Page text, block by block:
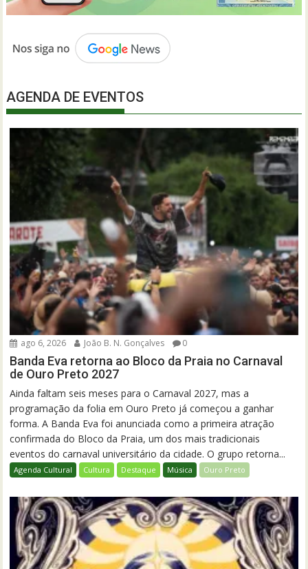
AGENDA DE EVENTOS
ago 6, 2026 João B. N. Gonçalves 0
Banda Eva retorna ao Bloco da Praia no Carnaval
de Ouro Preto 2027
Ainda faltam seis meses para o Carnaval 2027, mas a
programação da folia em Ouro Preto já começou a ganhar
forma. A Banda Eva foi anunciada como a primeira atração
confirmada do Bloco da Praia, um dos mais tradicionais
eventos do carnaval universitário da cidade. O grupo retorna...
Agenda Cultural Cultura Destaque Música Ouro Preto